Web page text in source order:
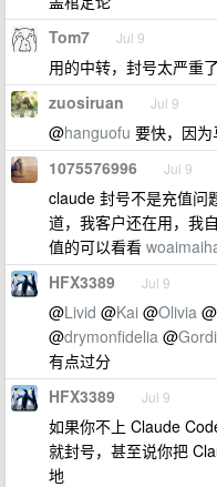
Tom7 Jul 9
用的中转，封号太严重了
zuosiruan Jul 9
@hanguofu 要快，因
1075576996 Jul 9
claude 封号不是充值问
道，我客户还在用，我
值的可以看看
HFX3389 Jul 9
@Livid @Kai @Olivia @
@drymonfidelia @
有点过分
HFX3389 Jul 9
如果你不上 Claude
就封号，甚至说你把
地